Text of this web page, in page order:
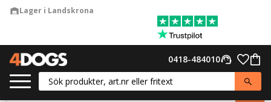
warehouseLager i Landskrona
support_agent
0418-484010